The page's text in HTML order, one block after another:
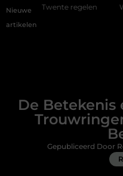
Nieuwe
artikelen
Wat zero-click
De Betekenis
Gepubliceerd Door